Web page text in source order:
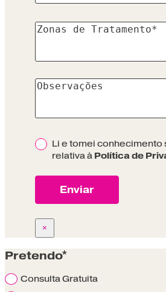
Li e tomei conhecimento
relativa à Política de
×
Pretendo*
Consulta Gratuita